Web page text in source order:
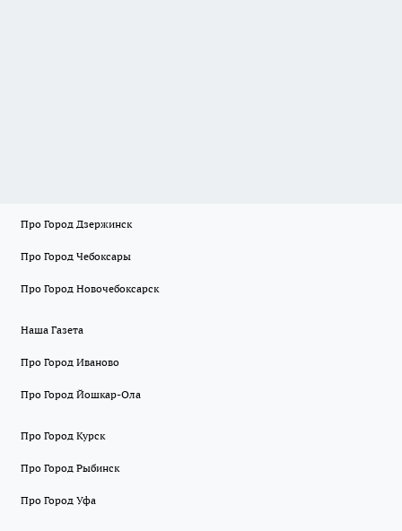
Про Город Дзержинск
Про Город Чебоксары
Про Город Новочебоксарск
Наша Газета
Про Город Иваново
Про Город Йошкар-Ола
Про Город Курск
Про Город Рыбинск
Про Город Уфа